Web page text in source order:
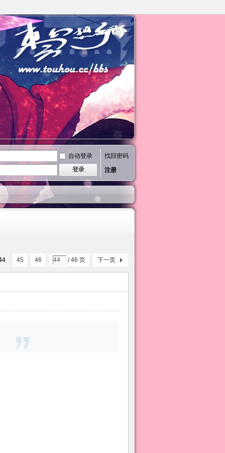
自动登录
找回密码
登录 注册
45 46 / 46 页 下一页